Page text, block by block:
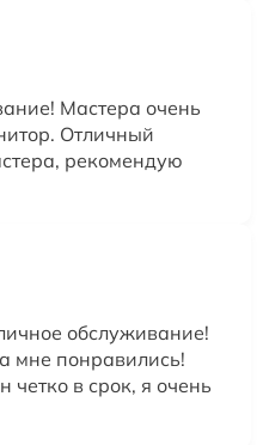
Мастера очень
Отличный
рекомендую
обслуживание!
мне понравились!
в срок, я очень